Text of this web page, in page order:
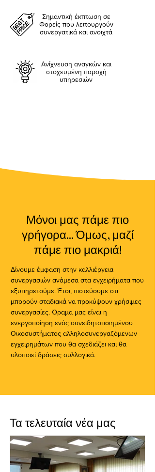
Σημαντική έκπτωση σε
Φορείς που λειτουργούν
συνεργατικά και ανοιχτά
Ανίχνευση αναγκών και
στοχευμένη παροχή
υπηρεσιών
Μόνοι μας πάμε πιο
γρήγορα... Όμως, μαζί
πάμε πιο μακριά!
Δίνουμε έμφαση στην καλλιέργεια
συνεργασιών ανάμεσα στα εγχειρήματα που
εξυπηρετούμε. Έτσι, πιστεύουμε οτι
μπορούν σταδιακά να προκύψουν χρήσιμες
συνεργασίες. Όραμα μας είναι η
ενεργοποίηση ενός συνειδητοποιημένου
Οικοσυστήματος αλληλοσυνεργαζόμενων
εγχειρημάτων που θα σχεδιάζει και θα
υλοποιεί δράσεις συλλογικά.
Τα τελευταία νέα μας